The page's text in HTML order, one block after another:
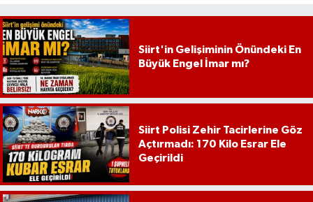
Siirt'in Gelişiminin Önündeki En
Büyük Engel İmar mı?
Siirt Polisi Zehir Tacirlerine Göz
Açtırmadı: 170 Kilo Esrar Ele
Geçirildi